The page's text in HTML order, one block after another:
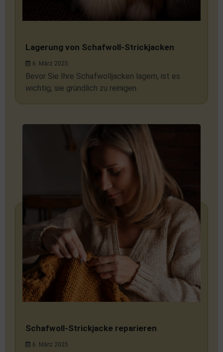
Lagerung von Schafwoll-Strickjacken
6. März 2025
Bevor Sie Ihre Schafwolljacken lagern, ist es
wichtig, sie gründlich zu reinigen.
Schafwoll-Strickjacke reparieren
6. März 2025